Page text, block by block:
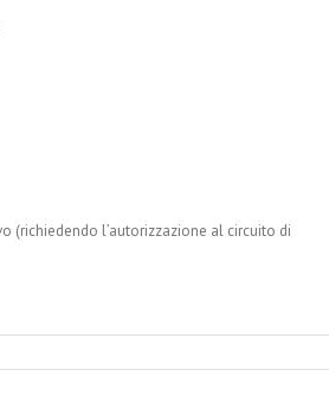
(richiedendo l’autorizzazione al circuito di